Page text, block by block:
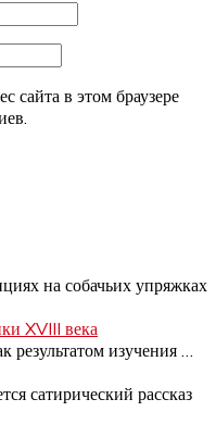
сайта в этом браузере
на собачьих упряжках
XVIII века
результатом изучения
сатирический рассказ